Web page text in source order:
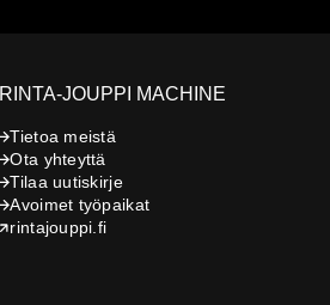
RINTA-JOUPPI MACHINE
Tietoa meistä
Ota yhteyttä
Tilaa uutiskirje
Avoimet työpaikat
rintajouppi.fi